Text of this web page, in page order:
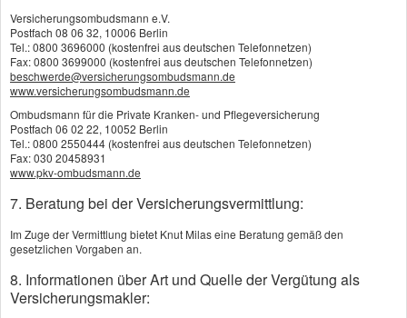
Die Tierhalterhaftpflicht versichert Ihre gesetzliche
Haft­pflicht als Tierhalter. Damit ist übrigens in
bestimmten Fällen auch die Haft­pflicht weiterer
Per­sonen eingeschlossen.
Die gesetzliche Haft­pflicht aus dem Halten und
Hüten von zahmen Haustieren und gezähmten
Kleintieren wie Katzen, Kanarienvögeln,
Wellensittichen, Papageien, Meerschweinchen
usw. ist in der Privaten Haft­pflichtversicherung
versichert. Für Hunde, Pferde, Ponys, Esel und
Versicherungsombudsmann e.V.
Postfach 08 06 32, 10006 Berlin
Tel.: 0800 3696000 (kostenfrei aus deutschen Telefonnetzen)
Fax: 0800 3699000 (kostenfrei aus deutschen Telefonnetzen)
beschwerde@versicherungsombudsmann.de
www.versicherungsombudsmann.de
Ombudsmann für die Private Kranken- und Pflegeversicherung
Postfach 06 02 22, 10052 Berlin
Tel.: 0800 2550444 (kostenfrei aus deutschen Telefonnetzen)
Fax: 030 20458931
www.pkv-ombudsmann.de
7. Beratung bei der Versicherungsvermittlung:
Im Zuge der Vermittlung bietet Knut Milas eine Beratung gemäß den
gesetzlichen Vorgaben an.
8. Informationen über Art und Quelle der Vergütung als
Versicherungsmakler: